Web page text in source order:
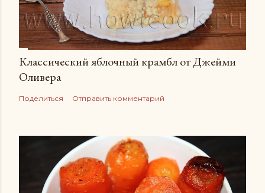
Классический яблочный крамбл от Джейми
Оливера
Поделиться Отправить комментарий